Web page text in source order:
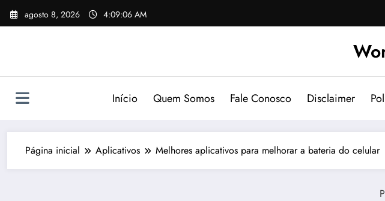
Pular
para
agosto 8, 2026 4:09:07 AM
Início Quem Somos Fale Conosco Disclaimer
Página inicial Aplicativos Melhores aplicativos para melhorar a bateria do celular